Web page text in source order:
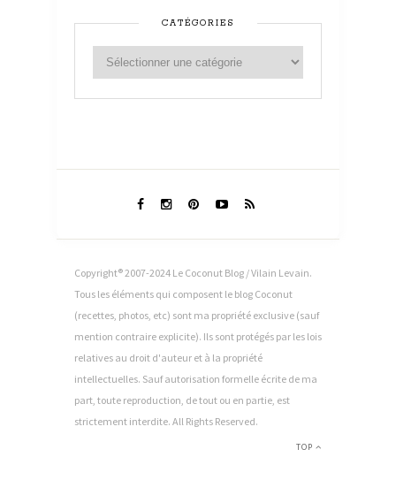
CATÉGORIES
Copyright® 2007-2024 Le Coconut Blog / Vilain Levain.
Tous les éléments qui composent le blog Coconut
(recettes, photos, etc) sont ma propriété exclusive (sauf
mention contraire explicite). Ils sont protégés par les lois
relatives au droit d'auteur et à la propriété
intellectuelles. Sauf autorisation formelle écrite de ma
part, toute reproduction, de tout ou en partie, est
strictement interdite. All Rights Reserved.
TOP